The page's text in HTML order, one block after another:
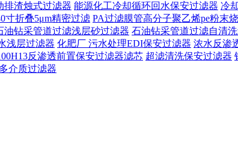
排渣烛式过滤器 能源化工冷却循环回水保安过滤器 冷
寸折叠5μm精密过滤 PA过滤膜管高分子聚乙烯pe粉末
油钻采管道过滤浅层砂过滤器 石油钻采管道过滤自清
浅层过滤器 化肥厂 污水处理EDI保安过滤器 浓水反渗
反渗透前置保安过滤器滤芯 超滤清洗保安过滤器
介质过滤器